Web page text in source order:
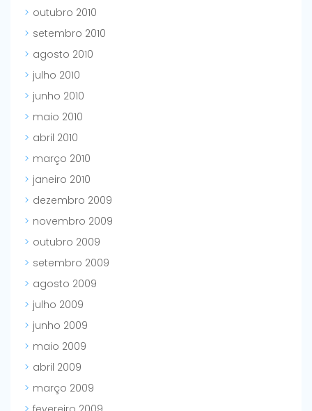
outubro 2010
setembro 2010
agosto 2010
julho 2010
junho 2010
maio 2010
abril 2010
março 2010
janeiro 2010
dezembro 2009
novembro 2009
outubro 2009
setembro 2009
agosto 2009
julho 2009
junho 2009
maio 2009
abril 2009
março 2009